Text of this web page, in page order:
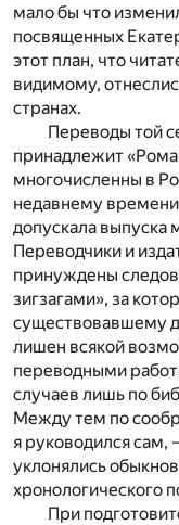
мало бы что
посвященных
этот план, что
видимому,
странах.
Переводы той
принадлежит
многочисленны в
недавнему
допускала выпуска
Переводчики и
принуждены
зигзагами», за
существовавшему
лишен всякой
переводными
случаев лишь по
Между тем по
я руководился сам,
уклонялись
хронологического
При